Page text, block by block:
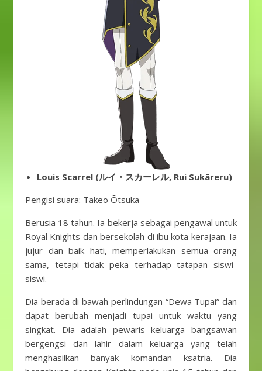
Louis Scarrel (ルイ・スカーレル, Rui Sukāreru)
Pengisi suara: Takeo Ōtsuka
Berusia 18 tahun. Ia bekerja sebagai pengawal untuk
Royal Knights dan bersekolah di ibu kota kerajaan. Ia
jujur ​​dan baik hati, memperlakukan semua orang
sama, tetapi tidak peka terhadap tatapan siswi-
siswi.
Dia berada di bawah perlindungan “Dewa Tupai” dan
dapat berubah menjadi tupai untuk waktu yang
singkat. Dia adalah pewaris keluarga bangsawan
bergengsi dan lahir dalam keluarga yang telah
menghasilkan banyak komandan ksatria. Dia